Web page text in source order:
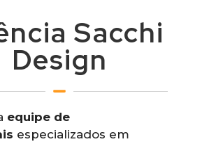
Sacchi
Design
equipe de
especializados em